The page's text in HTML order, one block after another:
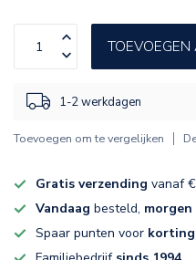
1-2 werkdagen
Toevoegen om te vergelijken
Gratis verzending vanaf
Vandaag besteld, morgen
Spaar punten voor korting